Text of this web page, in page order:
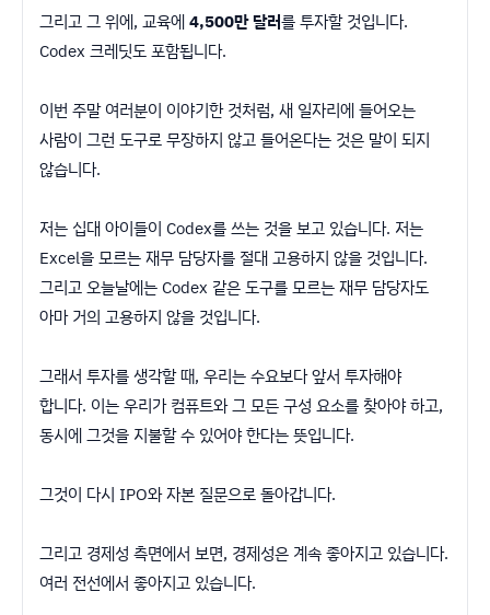
그리고 그 위에, 교육에4,500만 달러를 투자할 것입니다.
Codex 크레딧도 포함됩니다.
이번 주말 여러분이 이야기한 것처럼, 새 일자리에 들어오는
사람이 그런 도구로 무장하지 않고 들어온다는 것은 말이 되지
않습니다.
저는 십대 아이들이 Codex를 쓰는 것을 보고 있습니다. 저는
Excel을 모르는 재무 담당자를 절대 고용하지 않을 것입니다.
그리고 오늘날에는 Codex 같은 도구를 모르는 재무 담당자도
아마 거의 고용하지 않을 것입니다.
그래서 투자를 생각할 때, 우리는 수요보다 앞서 투자해야
합니다. 이는 우리가 컴퓨트와 그 모든 구성 요소를 찾아야 하고,
동시에 그것을 지불할 수 있어야 한다는 뜻입니다.
그것이 다시 IPO와 자본 질문으로 돌아갑니다.
그리고 경제성 측면에서 보면, 경제성은 계속 좋아지고 있습니다.
여러 전선에서 좋아지고 있습니다.